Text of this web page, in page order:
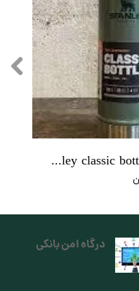
فلاسک کوهنوردی legendary stanley classic bottle 750ml
درگاه امن بانکی